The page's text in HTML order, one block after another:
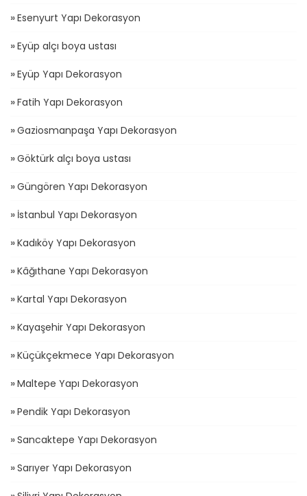
Esenyurt Yapı Dekorasyon
Eyüp alçı boya ustası
Eyüp Yapı Dekorasyon
Fatih Yapı Dekorasyon
Gaziosmanpaşa Yapı Dekorasyon
Göktürk alçı boya ustası
Güngören Yapı Dekorasyon
İstanbul Yapı Dekorasyon
Kadıköy Yapı Dekorasyon
Kâğıthane Yapı Dekorasyon
Kartal Yapı Dekorasyon
Kayaşehir Yapı Dekorasyon
Küçükçekmece Yapı Dekorasyon
Maltepe Yapı Dekorasyon
Pendik Yapı Dekorasyon
Sancaktepe Yapı Dekorasyon
Sarıyer Yapı Dekorasyon